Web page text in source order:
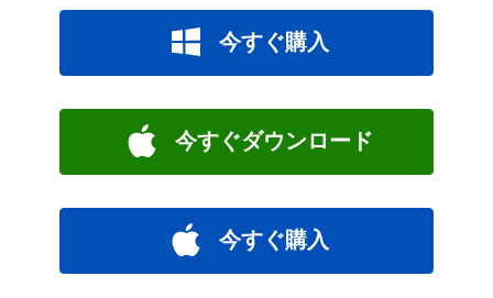
今すぐ購入
今すぐダウンロード
今すぐ購入